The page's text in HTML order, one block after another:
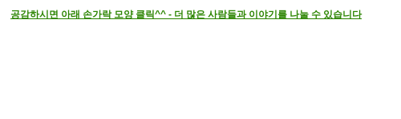
공감하시면 아래 손가락 모양 클릭^^ - 더 많은 사람들과 이야기를 나눌 수 있습니다